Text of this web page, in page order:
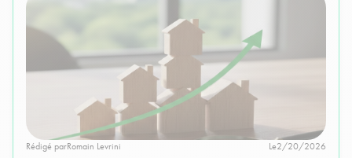
Rédigé parRomain Levrini Le2/20/2026